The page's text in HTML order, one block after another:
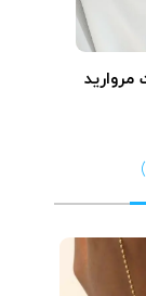
مروارید